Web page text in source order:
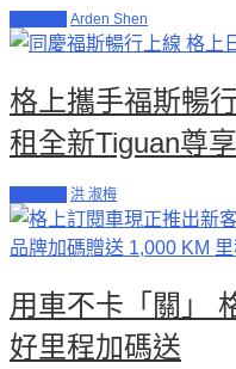
Arden Shen
格上攜手福斯暢
租全新Tiguan尊
洪 淑梅
用車不卡「關」
好里程加碼送